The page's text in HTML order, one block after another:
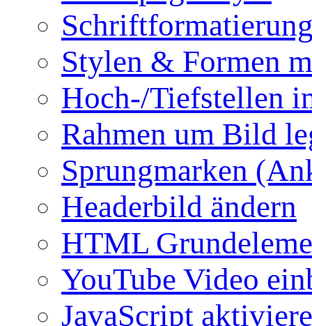
Stylen & Formen
Hoch-/Tiefstellen
Rahmen um Bild
Sprungmarken
Headerbild ändern
HTML
YouTube Video
JavaScript